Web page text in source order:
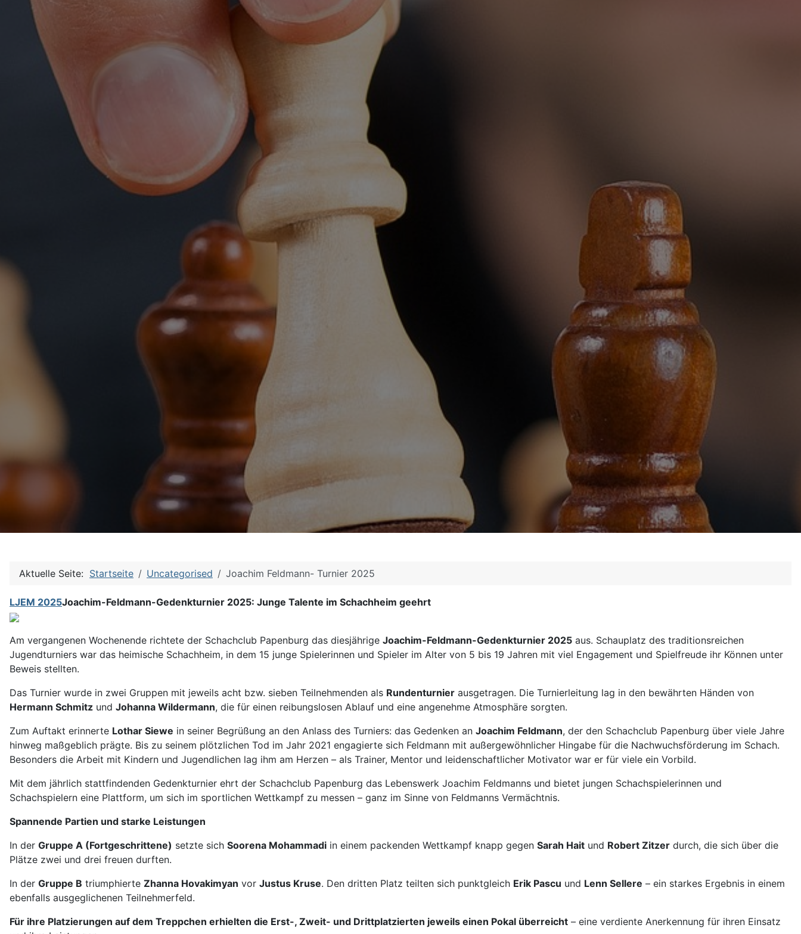
Aktuelle Seite: Startseite Uncategorised Joachim Feldmann- Turnier 2025
LJEM 2025Joachim-Feldmann-Gedenkturnier 2025: Junge Talente im Schachheim geehrt
Am vergangenen Wochenende richtete der Schachclub Papenburg das diesjährige Joachim-Feldmann-Gedenkturnier 2025 aus. Schauplatz des traditionsreichen
Jugendturniers war das heimische Schachheim, in dem 15 junge Spielerinnen und Spieler im Alter von 5 bis 19 Jahren mit viel Engagement und Spielfreude ihr Können unter
Beweis stellten.
Das Turnier wurde in zwei Gruppen mit jeweils acht bzw. sieben Teilnehmenden als Rundenturnier ausgetragen. Die Turnierleitung lag in den bewährten Händen von
Hermann Schmitz und Johanna Wildermann, die für einen reibungslosen Ablauf und eine angenehme Atmosphäre sorgten.
Zum Auftakt erinnerte Lothar Siewe in seiner Begrüßung an den Anlass des Turniers: das Gedenken an Joachim Feldmann, der den Schachclub Papenburg über viele Jahre
hinweg maßgeblich prägte. Bis zu seinem plötzlichen Tod im Jahr 2021 engagierte sich Feldmann mit außergewöhnlicher Hingabe für die Nachwuchsförderung im Schach.
Besonders die Arbeit mit Kindern und Jugendlichen lag ihm am Herzen – als Trainer, Mentor und leidenschaftlicher Motivator war er für viele ein Vorbild.
Mit dem jährlich stattfindenden Gedenkturnier ehrt der Schachclub Papenburg das Lebenswerk Joachim Feldmanns und bietet jungen Schachspielerinnen und
Schachspielern eine Plattform, um sich im sportlichen Wettkampf zu messen – ganz im Sinne von Feldmanns Vermächtnis.
Spannende Partien und starke Leistungen
In der Gruppe A (Fortgeschrittene) setzte sich Soorena Mohammadi in einem packenden Wettkampf knapp gegen Sarah Hait und Robert Zitzer durch, die sich über die
Plätze zwei und drei freuen durften.
In der Gruppe B triumphierte Zhanna Hovakimyan vor Justus Kruse. Den dritten Platz teilten sich punktgleich Erik Pascu und Lenn Sellere – ein starkes Ergebnis in einem
ebenfalls ausgeglichenen Teilnehmerfeld.
Für ihre Platzierungen auf dem Treppchen erhielten die Erst-, Zweit- und Drittplatzierten jeweils einen Pokal überreicht – eine verdiente Anerkennung für ihren Einsatz